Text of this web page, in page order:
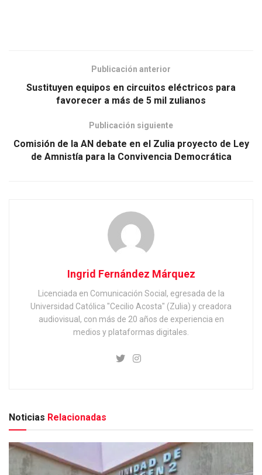
Publicación anterior
Sustituyen equipos en circuitos eléctricos para
favorecer a más de 5 mil zulianos
Publicación siguiente
Comisión de la AN debate en el Zulia proyecto de Ley
de Amnistía para la Convivencia Democrática
Ingrid Fernández Márquez
Licenciada en Comunicación Social, egresada de la
Universidad Católica "Cecilio Acosta" (Zulia) y creadora
audiovisual, con más de 20 años de experiencia en
medios y plataformas digitales.
Noticias Relacionadas